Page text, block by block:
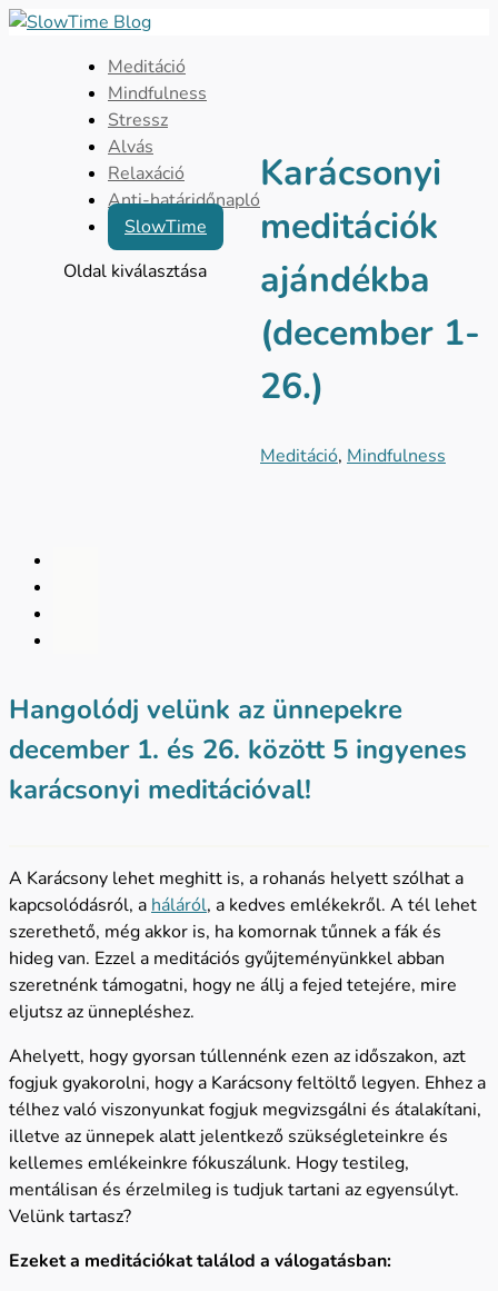
Meditáció
Mindfulness
Stressz
Alvás
Relaxáció
Anti-határidőnapló
SlowTime
Oldal kiválasztása
Karácsonyi
meditációk
ajándékba
(december 1-
26.)
Meditáció, Mindfulness
Hangolódj velünk az ünnepekre
december 1. és 26. között 5 ingyenes
karácsonyi meditációval!
A Karácsony lehet meghitt is, a rohanás helyett szólhat a
kapcsolódásról, a háláról, a kedves emlékekről. A tél lehet
szerethető, még akkor is, ha komornak tűnnek a fák és
hideg van. Ezzel a meditációs gyűjteményünkkel abban
szeretnénk támogatni, hogy ne állj a fejed tetejére, mire
eljutsz az ünnepléshez.
Ahelyett, hogy gyorsan túllennénk ezen az időszakon, azt
fogjuk gyakorolni, hogy a Karácsony feltöltő legyen. Ehhez a
télhez való viszonyunkat fogjuk megvizsgálni és átalakítani,
illetve az ünnepek alatt jelentkező szükségleteinkre és
kellemes emlékeinkre fókuszálunk. Hogy testileg,
mentálisan és érzelmileg is tudjuk tartani az egyensúlyt.
Velünk tartasz?
Ezeket a meditációkat találod a válogatásban: